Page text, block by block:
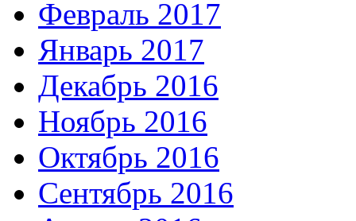
Февраль 2017
Январь 2017
Декабрь 2016
Ноябрь 2016
Октябрь 2016
Сентябрь 2016